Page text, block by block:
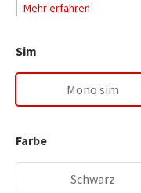
Mehr erfahren
Sim
Mono sim
Farbe
Schwarz